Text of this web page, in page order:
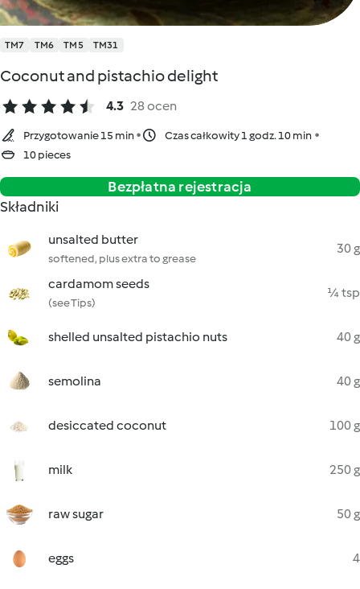
TM7 TM6 TM5 TM31
Coconut and pistachio delight
4.3 28 ocen
Przygotowanie 15 min
Czas całkowity 1 godz. 10 min
10 pieces
Bezpłatna rejestracja
Składniki
unsalted butter
softened, plus extra to grease
30 g
cardamom seeds
(see Tips)
¼ tsp
shelled unsalted pistachio nuts 40 g
semolina 40 g
desiccated coconut 100 g
milk 250 g
raw sugar 50 g
eggs 4